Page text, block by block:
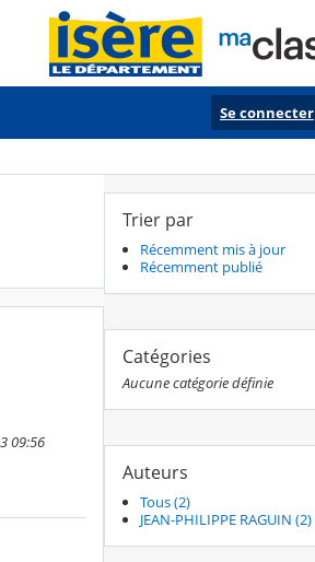
Se connecter
09:56
Trier par
Récemment mis à jour
Récemment publié
Catégories
Aucune catégorie définie
Auteurs
Tous (2)
JEAN-PHILIPPE RAGUIN (2)